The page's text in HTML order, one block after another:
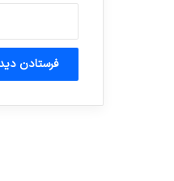
آماده برای کشف